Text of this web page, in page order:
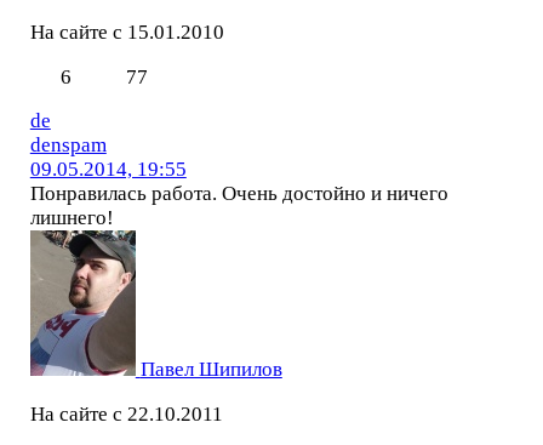
На сайте с 15.01.2010
6
77
de
denspam
09.05.2014, 19:55
Понравилась работа. Очень достойно и ничего
лишнего!
Павел Шипилов
На сайте с 22.10.2011